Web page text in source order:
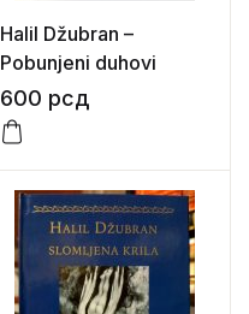
Halil Džubran –
Pobunjeni duhovi
600 рсд